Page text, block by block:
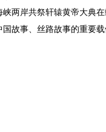
峡两岸共祭轩辕黄帝大典
故事、丝路故事的重要